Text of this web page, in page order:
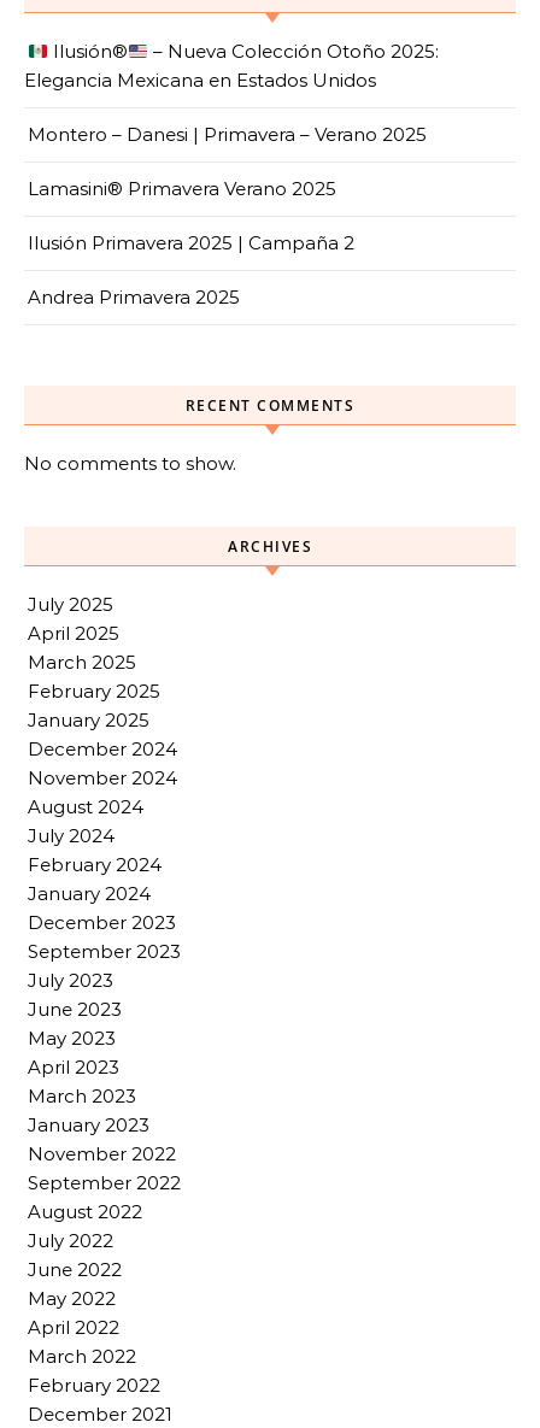
Ilusión®️
– Nueva Colección Otoño 2025:
Elegancia Mexicana en Estados Unidos
Montero – Danesi | Primavera – Verano 2025
Lamasini® Primavera Verano 2025
Ilusión Primavera 2025 | Campaña 2
Andrea Primavera 2025
RECENT COMMENTS
No comments to show.
ARCHIVES
July 2025
April 2025
March 2025
February 2025
January 2025
December 2024
November 2024
August 2024
July 2024
February 2024
January 2024
December 2023
September 2023
July 2023
June 2023
May 2023
April 2023
March 2023
January 2023
November 2022
September 2022
August 2022
July 2022
June 2022
May 2022
April 2022
March 2022
February 2022
December 2021